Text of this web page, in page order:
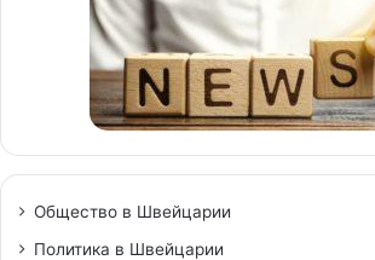
Общество в Швейцарии
Политика в Швейцарии